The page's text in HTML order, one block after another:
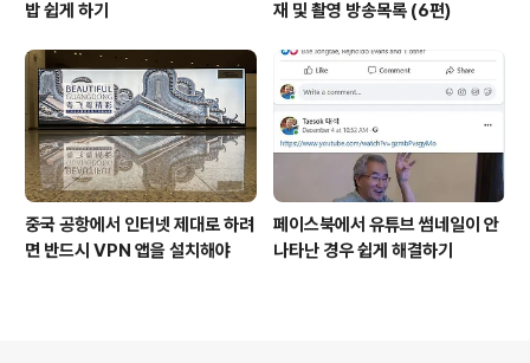
밥 쉽게 하기
재 및 촬영 방송목록 (6편)
중국 공항에서 인터넷 제대로 하려
면 반드시 VPN 앱을 설치해야
페이스북에서 유튜브 썸네일이 안
나타난 경우 쉽게 해결하기